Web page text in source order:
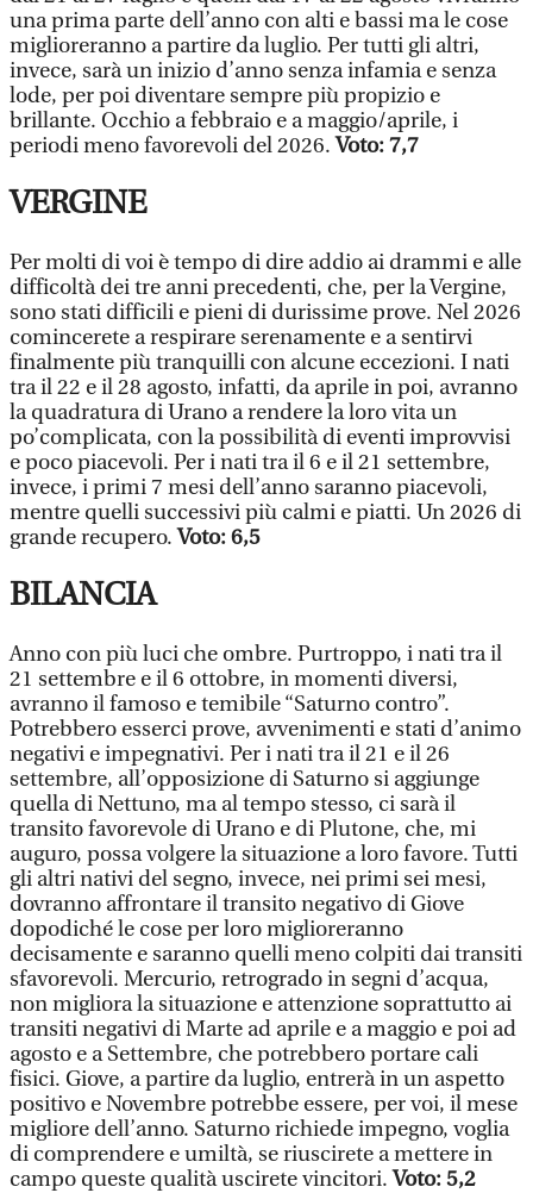
una prima parte dell’anno con alti e bassi ma le cose
miglioreranno a partire da luglio. Per tutti gli altri,
invece, sarà un inizio d’anno senza infamia e senza
lode, per poi diventare sempre più propizio e
brillante. Occhio a febbraio e a maggio/aprile, i
periodi meno favorevoli del 2026.Voto: 7,7
VERGINE
Per molti di voi è tempo di dire addio ai drammi e alle
difficoltà dei tre anni precedenti, che, per la Vergine,
sono stati difficili e pieni di durissime prove. Nel 2026
comincerete a respirare serenamente e a sentirvi
finalmente più tranquilli con alcune eccezioni. I nati
tra il 22 e il 28 agosto, infatti, da aprile in poi, avranno
la quadratura di Urano a rendere la loro vita un
po’complicata, con la possibilità di eventi improvvisi
e poco piacevoli. Per i nati tra il 6 e il 21 settembre,
invece, i primi 7 mesi dell’anno saranno piacevoli,
mentre quelli successivi più calmi e piatti. Un 2026 di
grande recupero.Voto: 6,5
BILANCIA
Anno con più luci che ombre. Purtroppo, i nati tra il
21 settembre e il 6 ottobre, in momenti diversi,
avranno il famoso e temibile “Saturno contro”.
Potrebbero esserci prove, avvenimenti e stati d’animo
negativi e impegnativi. Per i nati tra il 21 e il 26
settembre, all’opposizione di Saturno si aggiunge
quella di Nettuno, ma al tempo stesso, ci sarà il
transito favorevole di Urano e di Plutone, che, mi
auguro, possa volgere la situazione a loro favore. Tutti
gli altri nativi del segno, invece, nei primi sei mesi,
dovranno affrontare il transito negativo di Giove
dopodiché le cose per loro miglioreranno
decisamente e saranno quelli meno colpiti dai transiti
sfavorevoli. Mercurio, retrogrado in segni d’acqua,
non migliora la situazione e attenzione soprattutto ai
transiti negativi di Marte ad aprile e a maggio e poi ad
agosto e a Settembre, che potrebbero portare cali
fisici. Giove, a partire da luglio, entrerà in un aspetto
positivo e Novembre potrebbe essere, per voi, il mese
migliore dell’anno. Saturno richiede impegno, voglia
di comprendere e umiltà, se riuscirete a mettere in
campo queste qualità uscirete vincitori.Voto: 5,2